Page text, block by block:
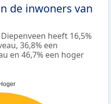
de inwoners van
heeft 16,5%
36,8% een
en 46,7% een hoger
Hoger